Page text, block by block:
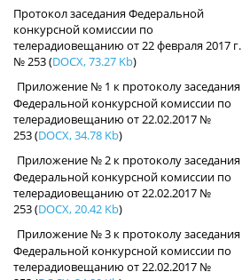
Протокол заседания Федеральной
конкурсной комиссии по
телерадиовещанию от 22 февраля 2017 г.
№ 253(DOCX, 73.27 Kb)
Приложение № 1 к протоколу заседания
Федеральной конкурсной комиссии по
телерадиовещанию от 22.02.2017 №
253(DOCX, 34.78 Kb)
Приложение № 2 к протоколу заседания
Федеральной конкурсной комиссии по
телерадиовещанию от 22.02.2017 №
253(DOCX, 20.42 Kb)
Приложение № 3 к протоколу заседания
Федеральной конкурсной комиссии по
телерадиовещанию от 22.02.2017 №